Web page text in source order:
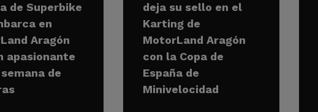
de Superbike
en
Aragón
apasionante
de
deja su sello en el
Karting de
MotorLand Aragón
con la Copa de
España de
Minivelocidad